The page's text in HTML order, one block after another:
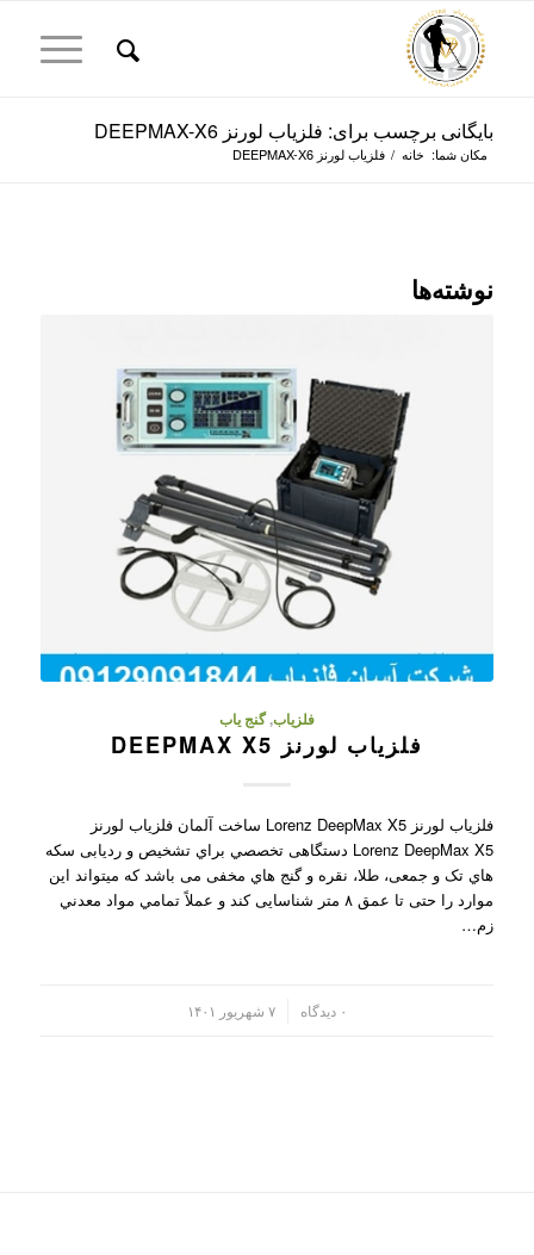
بایگانی برچسب برای: فلزیاب لورنز DEEPMAX-X6
مکان شما: خانه / فلزیاب لورنز DEEPMAX-X6
نوشته‌ها
فلزیاب,گنج یاب
فلزیاب لورنز DEEPMAX X5
فلزیاب لورنز Lorenz DeepMax X5 ساخت آلمان فلزیاب لورنز
Lorenz DeepMax X5 دستگاهی تخصصي براي تشخیص و ردیابی سکه
هاي تک و جمعی، طلا، نقره و گنج هاي مخفی می باشد که میتواند این
موارد را حتی تا عمق ۸ متر شناسایی کند و عملاً تمامي مواد معدني
زم…
۰ دیدگاه ۷ شهریور ۱۴۰۱